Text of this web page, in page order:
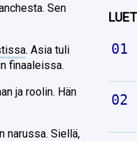
Sen
. Asia tuli
finaaleissa.
ja roolin. Hän
narussa. Siellä,